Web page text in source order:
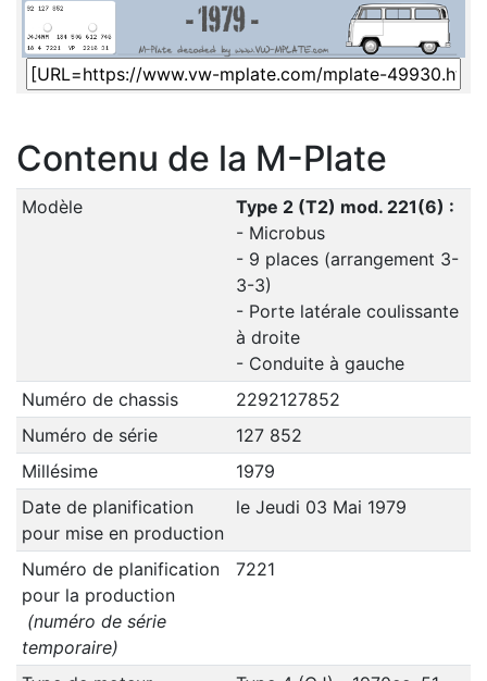
Contenu de la M-Plate
Modèle
Type 2 (T2) mod. 221(6) :
- Microbus
- 9 places (arrangement 3-
3-3)
- Porte latérale coulissante
à droite
- Conduite à gauche
Numéro de chassis
2292127852
Numéro de série
127 852
Millésime
1979
Date de planification
pour mise en production
le Jeudi 03 Mai 1979
Numéro de planification
pour la production
(numéro de série
temporaire)
7221